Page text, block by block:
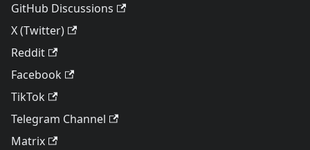
GitHub Discussions
X (Twitter)
Reddit
Facebook
TikTok
Telegram Channel
Matrix